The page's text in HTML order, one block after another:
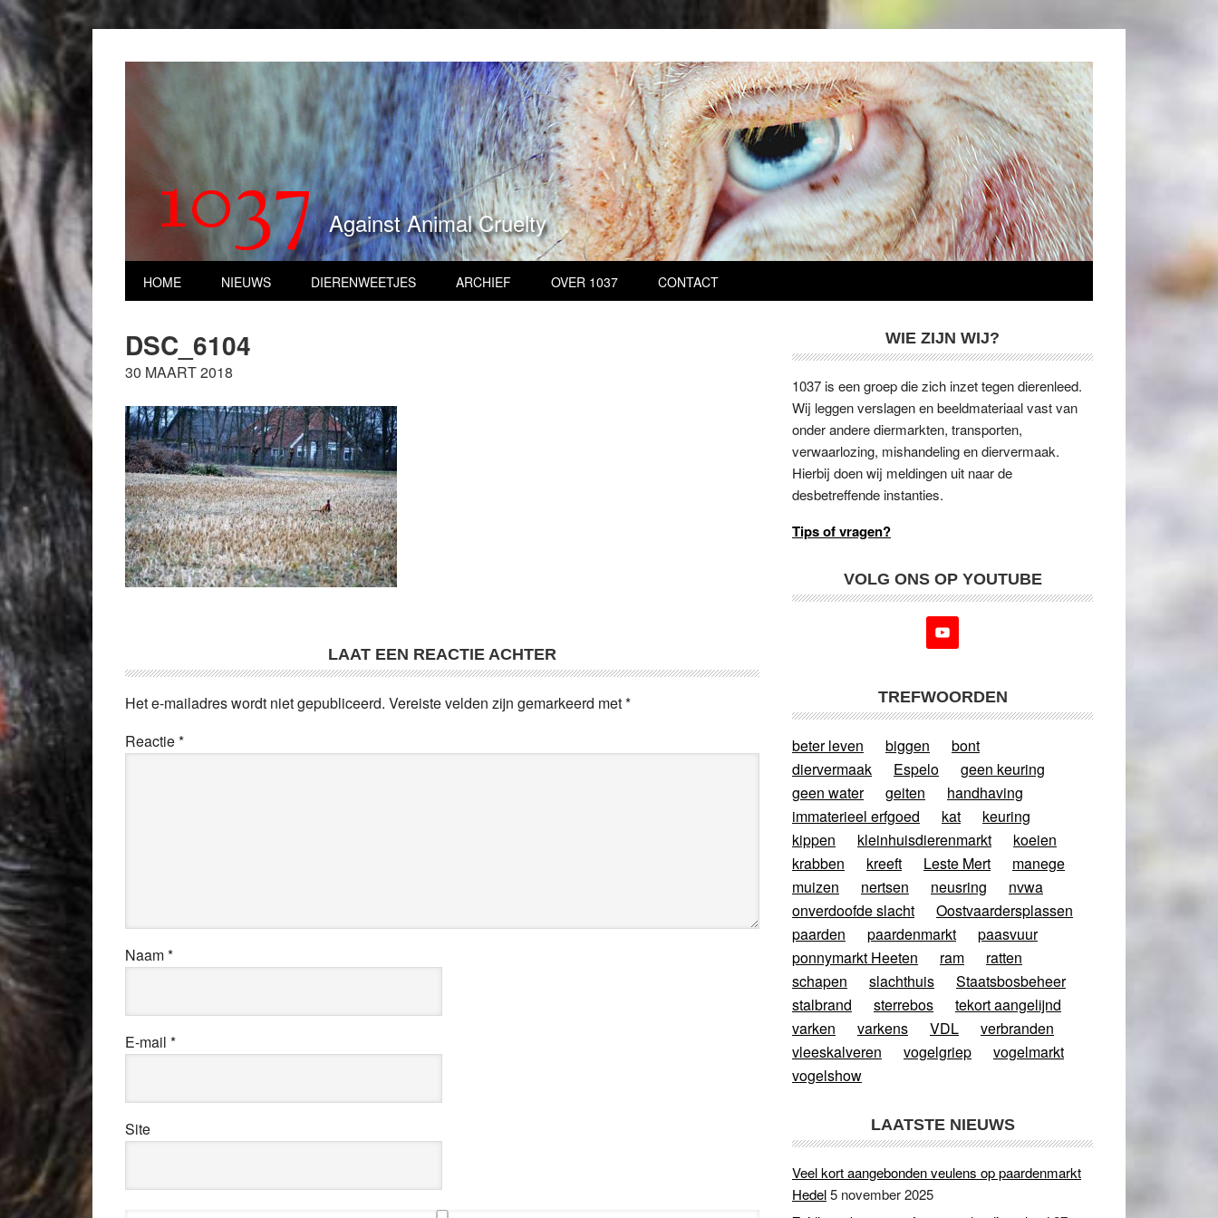
1037 Against Animal Cruelty
HOME NIEUWS DIERENWEETJES ARCHIEF OVER 1037 CONTACT
DSC_6104
30 MAART 2018
LAAT EEN REACTIE ACHTER
Het e-mailadres wordt niet gepubliceerd. Vereiste velden zijn gemarkeerd met*
Reactie*
Naam*
E-mail *
Site
WIE ZIJN WIJ?
1037 is een groep die zich inzet tegen dierenleed.
Wij leggen verslagen en beeldmateriaal vast van
onder andere diermarkten, transporten,
verwaarlozing, mishandeling en diervermaak.
Hierbij doen wij meldingen uit naar de
desbetreffende instanties.
Tips of vragen?
VOLG ONS OP YOUTUBE
TREFWOORDEN
beter leven biggen
bont
diervermaak
Espelo
geen keuring
geen water
geiten
handhaving
immaterieel erfgoed
kat
keuring
kippen
kleinhuisdierenmarkt
koeien
krabben
kreeft Leste Mert
manege
muizen
nertsen neusring
nvwa
onverdoofde slacht
Oostvaardersplassen
paarden
paardenmarkt
paasvuur
ponnymarkt Heeten
ram
ratten
schapen
slachthuis
Staatsbosbeheer
stalbrand
sterrebos
tekort aangelijnd
varken
varkens VDL
verbranden
vleeskalveren
vogelgriep
vogelmarkt
vogelshow
LAATSTE NIEUWS
Veel kort aangebonden veulens op paardenmarkt
Hedel5 november 2025